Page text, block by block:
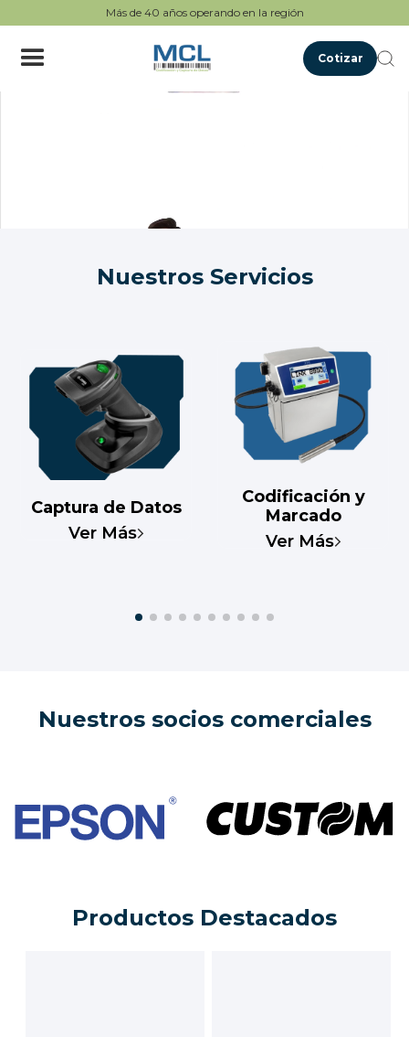
Más de 40 años operando en la región
Cotizar
Nuestros Servicios
Captura de Datos
Ver Más
Codificación y
Marcado
Ver Más
Nuestros socios comerciales
Productos Destacados